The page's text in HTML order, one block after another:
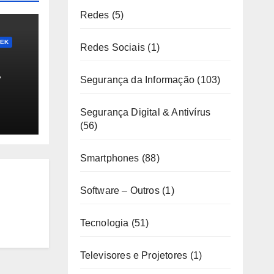
Redes (5)
Redes Sociais (1)
Segurança da Informação (103)
Segurança Digital & Antivírus
(56)
Smartphones (88)
Software – Outros(1)
Tecnologia (51)
Televisores e Projetores (1)